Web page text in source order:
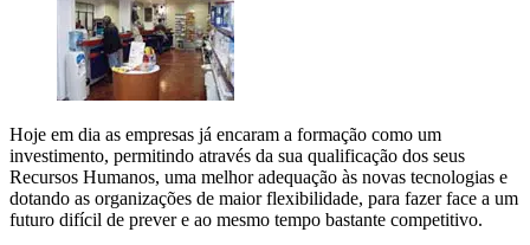
Hoje em dia as empresas já encaram a formação como um
investimento, permitindo através da sua qualificação dos seus
Recursos Humanos, uma melhor adequação às novas tecnologias e
dotando as organizações de maior flexibilidade, para fazer face a um
futuro difícil de prever e ao mesmo tempo bastante competitivo.